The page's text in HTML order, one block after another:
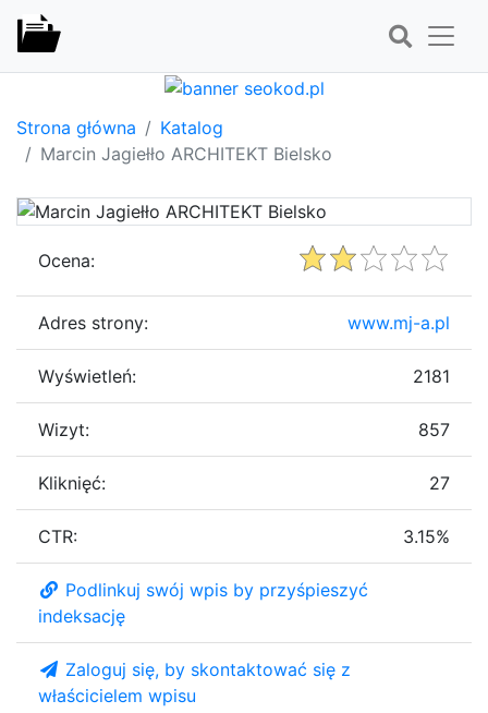
Strona główna
Katalog
Marcin Jagiełło ARCHITEKT Bielsko
Ocena:
Adres strony: www.mj-a.pl
Wyświetleń: 2181
Wizyt: 857
Kliknięć: 27
CTR: 3.15%
Podlinkuj swój wpis by przyśpieszyć
indeksację
Zaloguj się, by skontaktować się z
właścicielem wpisu